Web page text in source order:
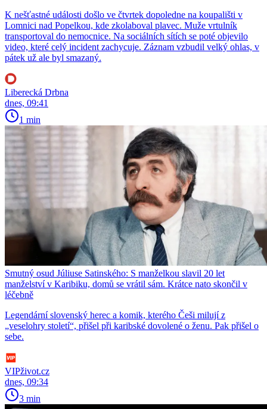
K nešťastné události došlo ve čtvrtek dopoledne na koupališti v
Lomnici nad Popelkou, kde zkolaboval plavec. Muže vrtulník
transportoval do nemocnice. Na sociálních sítích se poté objevilo
video, které celý incident zachycuje. Záznam vzbudil velký ohlas, v
pátek už ale byl smazaný.
Liberecká Drbna
dnes, 09:41
1 min
Smutný osud Júliuse Satinského: S manželkou slavil 20 let
manželství v Karibiku, domů se vrátil sám. Krátce nato skončil v
léčebně
Legendární slovenský herec a komik, kterého Češi milují z
„veselohry století“, přišel při karibské dovolené o ženu. Pak přišel o
sebe.
VIPživot.cz
dnes, 09:34
3 min